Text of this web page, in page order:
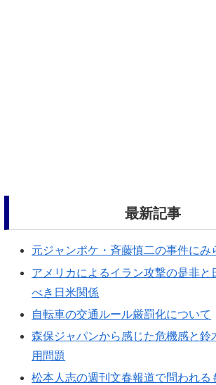
最新記事
元ジャンポケ・斉藤慎二の事件にみ
アメリカによるイラン攻撃の是非と
べき日米関係
自転車の交通ルール厳罰化について
森保ジャパンから感じた危機感と鈴
用問題
松本人志の週刊文春報道で問われる